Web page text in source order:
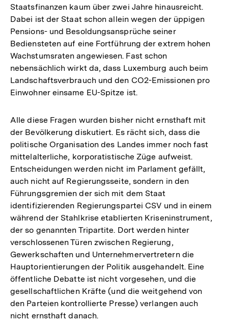
Staatsfinanzen kaum über zwei Jahre hinausreicht.
Dabei ist der Staat schon allein wegen der üppigen
Pensions- und Besoldungsansprüche seiner
Bediensteten auf eine Fortführung der extrem hohen
Wachstumsraten angewiesen. Fast schon
nebensächlich wirkt da, dass Luxemburg auch beim
Landschaftsverbrauch und den CO2-Emissionen pro
Einwohner einsame EU-Spitze ist.
Alle diese Fragen wurden bisher nicht ernsthaft mit
der Bevölkerung diskutiert. Es rächt sich, dass die
politische Organisation des Landes immer noch fast
mittelalterliche, korporatistische Züge aufweist.
Entscheidungen werden nicht im Parlament gefällt,
auch nicht auf Regierungsseite, sondern in den
Führungsgremien der sich mit dem Staat
identifizierenden Regierungspartei CSV und in einem
während der Stahlkrise etablierten Kriseninstrument,
der so genannten Tripartite. Dort werden hinter
verschlossenen Türen zwischen Regierung,
Gewerkschaften und Unternehmervertretern die
Hauptorientierungen der Politik ausgehandelt. Eine
öffentliche Debatte ist nicht vorgesehen, und die
gesellschaftlichen Kräfte (und die weitgehend von
den Parteien kontrollierte Presse) verlangen auch
nicht ernsthaft danach.